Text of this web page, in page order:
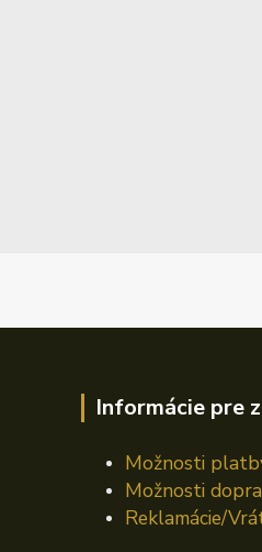
Informácie pre
Možnosti
Možnosti
Reklamácie/